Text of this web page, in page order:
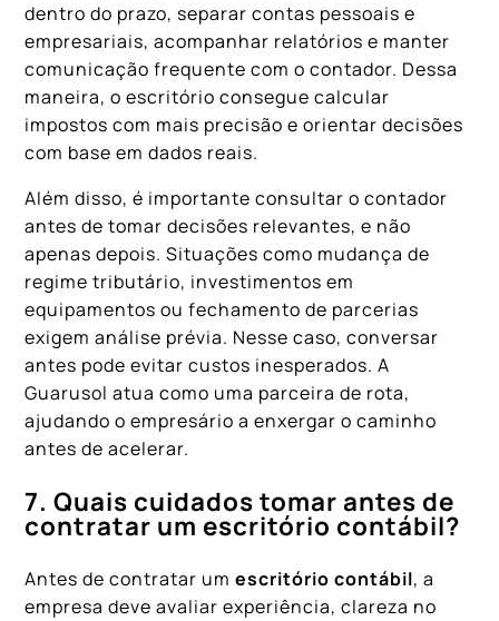
dentro do prazo, separar contas pessoais e
empresariais, acompanhar relatórios e manter
comunicação frequente com o contador. Dessa
maneira, o escritório consegue calcular
impostos com mais precisão e orientar decisões
com base em dados reais.
Além disso, é importante consultar o contador
antes de tomar decisões relevantes, e não
apenas depois. Situações como mudança de
regime tributário, investimentos em
equipamentos ou fechamento de parcerias
exigem análise prévia. Nesse caso, conversar
antes pode evitar custos inesperados. A
Guarusol atua como uma parceira de rota,
ajudando o empresário a enxergar o caminho
antes de acelerar.
7. Quais cuidados tomar antes de
contratar um escritório contábil?
Antes de contratar umescritório contábil, a
empresa deve avaliar experiência, clareza no